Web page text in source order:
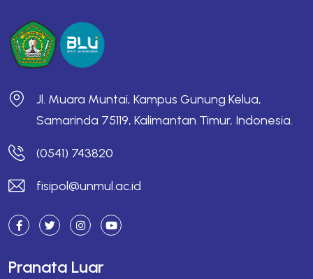
Jl. Muara Muntai, Kampus Gunung Kelua,
Samarinda 75119, Kalimantan Timur, Indonesia.
(0541) 743820
fisipol@unmul.ac.id
Pranata Luar